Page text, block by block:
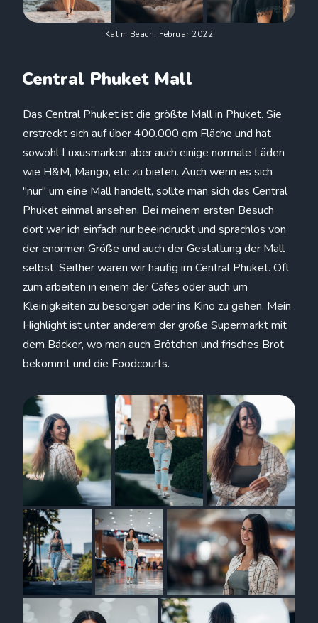
Kalim Beach, Februar 2022
Central Phuket Mall
DasCentral Phuketist die größte Mall in Phuket. Sie
erstreckt sich auf über 400.000 qm Fläche und hat
sowohl Luxusmarken aber auch einige normale Läden
wie H&M, Mango, etc zu bieten. Auch wenn es sich
"nur" um eine Mall handelt, sollte man sich das Central
Phuket einmal ansehen. Bei meinem ersten Besuch
dort war ich einfach nur beeindruckt und sprachlos von
der enormen Größe und auch der Gestaltung der Mall
selbst. Seither waren wir häufig im Central Phuket. Oft
zum arbeiten in einem der Cafes oder auch um
Kleinigkeiten zu besorgen oder ins Kino zu gehen. Mein
Highlight ist unter anderem der große Supermarkt mit
dem Bäcker, wo man auch Brötchen und frisches Brot
bekommt und die Foodcourts.